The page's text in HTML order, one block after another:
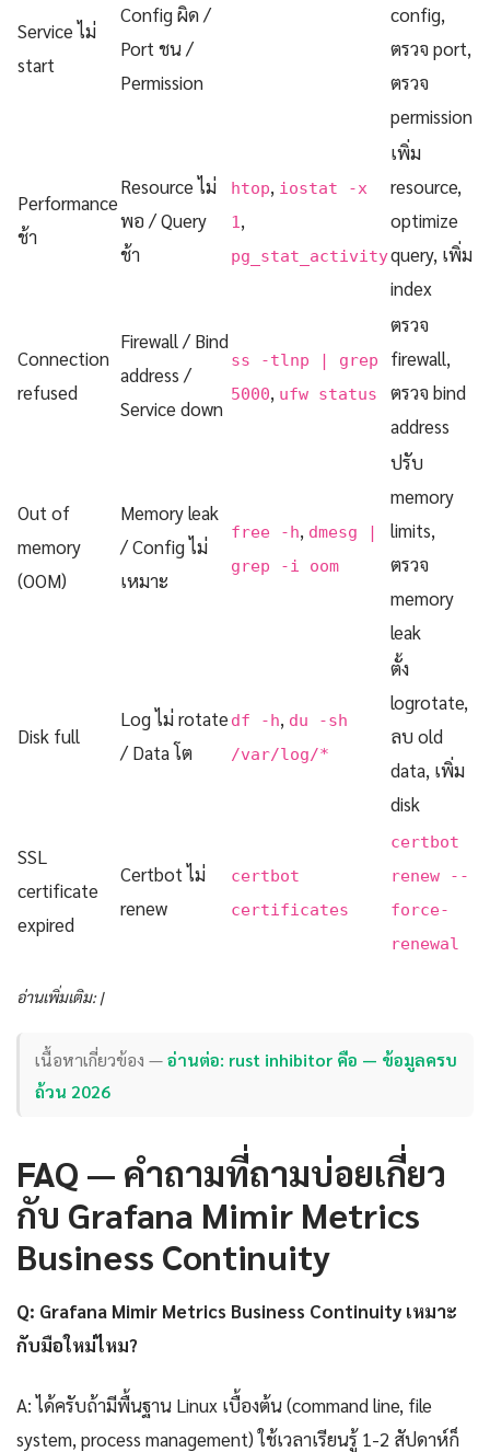
Service ไม่
start
Config ผิด /
Port ชน /
Permission
config,
ตรวจ port,
ตรวจ
permission
Performance
ช้า
Resource ไม่
พอ / Query
ช้า
htop, iostat -x
1 ,
pg_stat_activity
เพิ่ม
resource,
optimize
query, เพิ่ม
index
Connection
refused
Firewall / Bind
address /
Service down
ss -tlnp | grep
5000, ufw status
ตรวจ
firewall,
ตรวจ bind
address
Out of
memory
(OOM)
Memory leak
/ Config ไม่
เหมาะ
free -h, dmesg |
grep -i oom
ปรับ
memory
limits,
ตรวจ
memory
leak
Disk full
Log ไม่ rotate
/ Data โต
df -h, du -sh
/var/log/*
ตั้ง
logrotate,
ลบ old
data, เพิ่ม
disk
SSL
certificate
expired
Certbot ไม่
renew
certbot
certificates
certbot
renew --
force-
renewal
อ่านเพิ่มเติม: |
เนื้อหาเกี่ยวข้อง —อ่านต่อ: rust inhibitor คือ — ข้อมูลครบ
ถ้วน 2026
FAQ — คำถามที่ถามบ่อยเกี่ยว
กับ Grafana Mimir Metrics
Business Continuity
Q: Grafana Mimir Metrics Business Continuity เหมาะ
กับมือใหม่ไหม?
A: ได้ครับถ้ามีพื้นฐาน Linux เบื้องต้น (command line, file
system, process management) ใช้เวลาเรียนรู้ 1-2 สัปดาห์ก็